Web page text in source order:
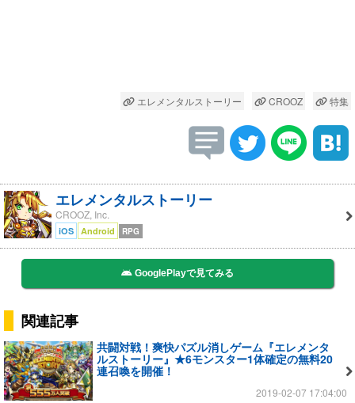
エレメンタルストーリー CROOZ 特集
エレメンタルストーリー
CROOZ, Inc.
iOS Android RPG
GooglePlayで見てみる
関連記事
共闘対戦！爽快パズル消しゲーム『エレメンタ
ルストーリー』★6モンスター1体確定の無料20
連召喚を開催！
2019-02-07 17:04:00